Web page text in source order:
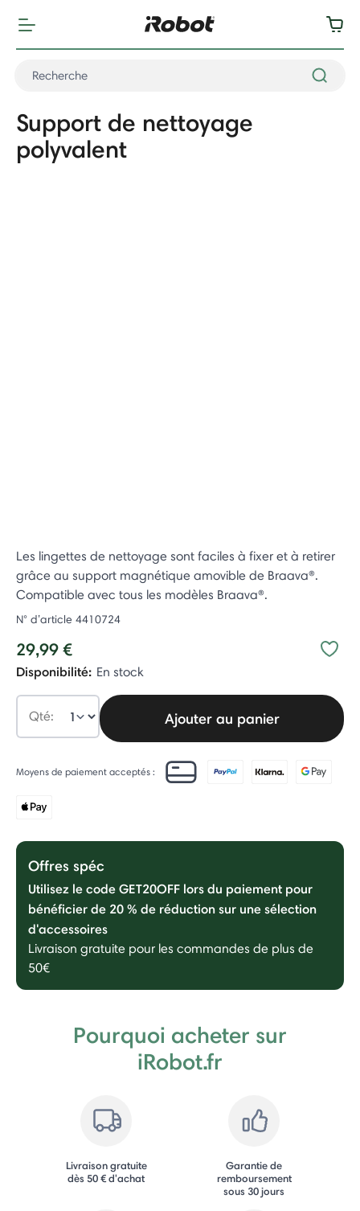
Support de nettoyage
polyvalent
Les lingettes de nettoyage sont faciles à fixer et à retirer
grâce au support magnétique amovible de Braava®.
Compatible avec tous les modèles Braava®.
N° d’article 4410724
29,99 €
Disponibilité: En stock
Qté: Ajouter au panier
Moyens de paiement acceptés :
Offres spéc
Utilisez le code GET20OFF lors du paiement pour
bénéficier de 20 % de réduction sur une sélection
d'accessoires
Livraison gratuite pour les commandes de plus de
50€
Pourquoi acheter sur
iRobot.fr
Livraison gratuite
dès 50 € d'achat
Garantie de
remboursement
sous 30 jours